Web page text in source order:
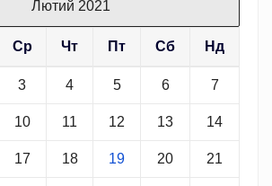
Лютий 2021
Ср Чт Пт Сб Нд
3 4 5 6 7
10 11 12 13 14
17 18 19 20 21